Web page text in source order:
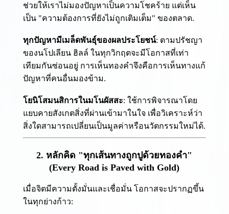
ช่วยให้เราไม่มองปัญหาเป็นความโชคร้าย แต่เห็น
เป็น "ความต้องการที่ยังไม่ถูกเติมเต็ม" ของตลาด.
ทุกปัญหามีเมล็ดพันธุ์ของผลประโยชน์: ตามปรัชญา
ของนโปเลียน ฮิลล์ ในทุกวิกฤตจะมีโอกาสที่เท่า
เทียมกันซ่อนอยู่ การเห็นทองคำจึงคือการเห็นทางแก้
ปัญหาที่คนอื่นมองข้าม.
โยนิโสมนสิการในมโนผัสสะ: ใช้การพิจารณาโดย
แยบคายสังเกตสิ่งที่ผ่านเข้ามาในใจ เพื่อวิเคราะห์ว่า
สิ่งใดสามารถเปลี่ยนเป็นมูลค่าหรือนวัตกรรมใหม่ได้.
2. หลักคิด "ทุกเส้นทางถูกปูด้วยทองคำ"
(Every Road is Paved with Gold)
เมื่อจิตมีความตั้งมั่นและเชื่อมั่น โอกาสจะปรากฏขึ้น
ในทุกย่างก้าว: